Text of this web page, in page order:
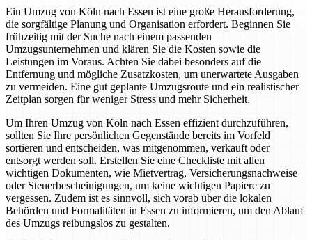
Ein Umzug von Köln nach Essen ist eine große Herausforderung,
die sorgfältige Planung und Organisation erfordert. Beginnen Sie
frühzeitig mit der Suche nach einem passenden
Umzugsunternehmen und klären Sie die Kosten sowie die
Leistungen im Voraus. Achten Sie dabei besonders auf die
Entfernung und mögliche Zusatzkosten, um unerwartete Ausgaben
zu vermeiden. Eine gut geplante Umzugsroute und ein realistischer
Zeitplan sorgen für weniger Stress und mehr Sicherheit.
Um Ihren Umzug von Köln nach Essen effizient durchzuführen,
sollten Sie Ihre persönlichen Gegenstände bereits im Vorfeld
sortieren und entscheiden, was mitgenommen, verkauft oder
entsorgt werden soll. Erstellen Sie eine Checkliste mit allen
wichtigen Dokumenten, wie Mietvertrag, Versicherungsnachweise
oder Steuerbescheinigungen, um keine wichtigen Papiere zu
vergessen. Zudem ist es sinnvoll, sich vorab über die lokalen
Behörden und Formalitäten in Essen zu informieren, um den Ablauf
des Umzugs reibungslos zu gestalten.